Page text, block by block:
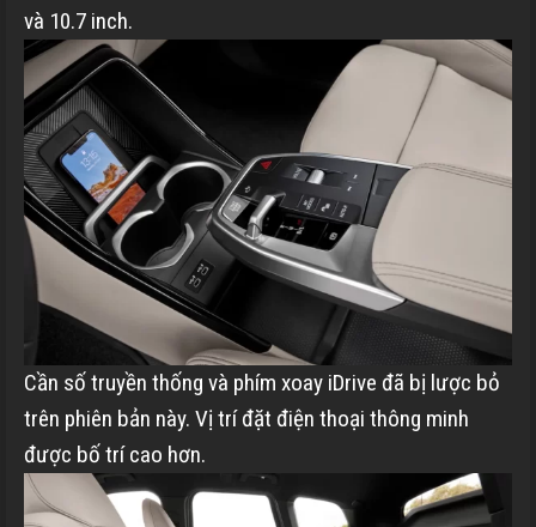
và 10.7 inch.
Cần số truyền thống và phím xoay iDrive đã bị lược bỏ
trên phiên bản này. Vị trí đặt điện thoại thông minh
được bố trí cao hơn.